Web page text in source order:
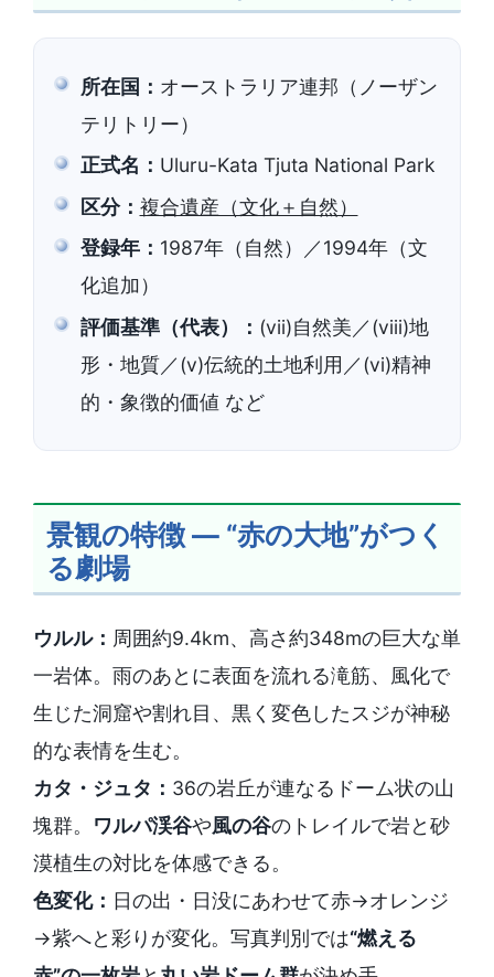
所在国： オーストラリア連邦（ノーザン
テリトリー）
正式名： Uluru-Kata Tjuta National Park
区分： 複合遺産（文化＋自然）
登録年： 1987年（自然）／1994年（文
化追加）
評価基準（代表）： (vii)自然美／(viii)地
形・地質／(v)伝統的土地利用／(vi)精神
的・象徴的価値 など
景観の特徴 ― “赤の大地”がつく
る劇場
ウルル： 周囲約9.4km、高さ約348mの巨大な単
一岩体。雨のあとに表面を流れる滝筋、風化で
生じた洞窟や割れ目、黒く変色したスジが神秘
的な表情を生む。
カタ・ジュタ： 36の岩丘が連なるドーム状の山
塊群。 ワルパ渓谷や風の谷のトレイルで岩と砂
漠植生の対比を体感できる。
色変化： 日の出・日没にあわせて赤→オレンジ
→紫へと彩りが変化。写真判別では“燃える